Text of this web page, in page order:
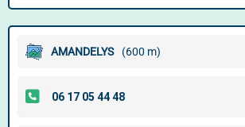
AMANDELYS (600 m)